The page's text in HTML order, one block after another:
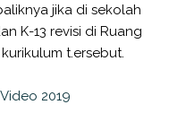
jika di sekolah
K-13 revisi di Ruang
t.ersebut.
2019